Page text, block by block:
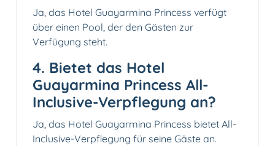
Ja, das Hotel Guayarmina Princess verfügt
über einen Pool, der den Gästen zur
Verfügung steht.
4. Bietet das Hotel
Guayarmina Princess All-
Inclusive-Verpflegung an?
Ja, das Hotel Guayarmina Princess bietet All-
Inclusive-Verpflegung für seine Gäste an.